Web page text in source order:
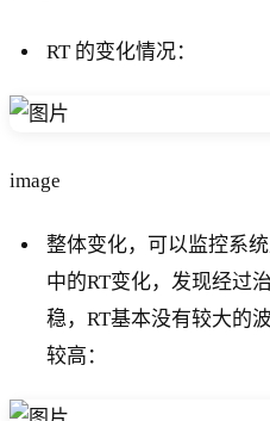
RT 的变化情况：
image
整体变化，可以监控系
中的RT变化，发现经过
稳，RT基本没有较大的
较高：